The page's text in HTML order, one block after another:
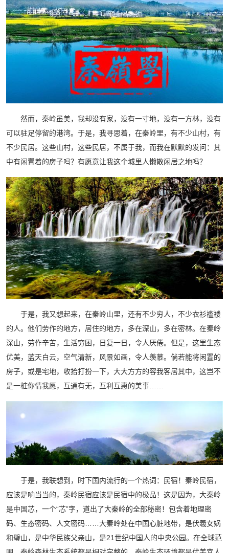
然而，秦岭虽美，我却没有家，没有一寸地，没有一方林，没有
可以驻足停留的港湾。于是，我寻思着，在秦岭里，有不少山村，有
不少民居。这些山村，这些民居，不属于我，而我在默默的发问：其
中有闲置着的房子吗？有愿意让我这个城里人懒散闲居之地吗？
于是，我又想起来，在秦岭山里，还有不少穷人，不少衣衫褴褛
的人。他们劳作的地方，居住的地方，多在深山，多在密林。在秦岭
深山，劳作辛苦，生活穷困，日复一日，令人厌倦。但是，这里生态
优美，蓝天白云，空气清新，风景如画，令人羡慕。倘若能将闲置的
房子，或是宅地，收拾打扮一下，大大方方的容我客居其中，这岂不
是一桩你情我愿，互通有无，互利互惠的美事……
于是，我联想到，时下国内流行的一个热词：民宿！秦岭民宿，
应该是响当当的，秦岭民宿应该是民宿中的极品！这是因为，大秦岭
是中国芯，一个“芯”字，道出了大秦岭的全部秘密！包含着地理密
码、生态密码、人文密码……大秦岭处在中国心脏地带，是伏羲女娲
和璧山，是中华民族父亲山，是21世纪中国人的中央公园。在全球范